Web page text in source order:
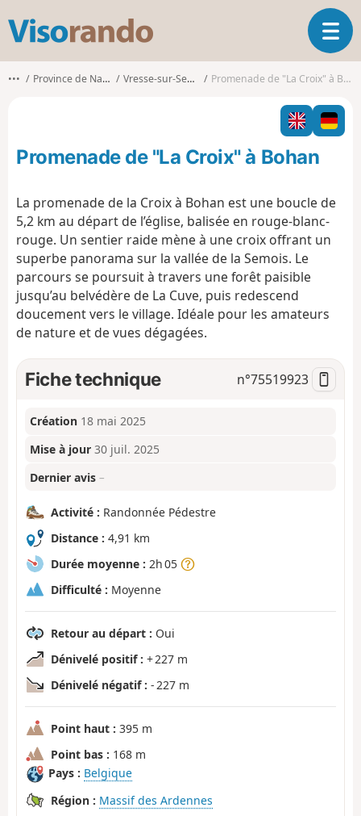
s
o
O
u
v
i
r
l
v
g
••• Province de Namur Vresse-sur-Semois Promenade de "La Croix" à Bohan
Promenade de "La Croix" à Bohan
La promenade de la Croix à Bohan est une boucle de
5,2 km au départ de l’église, balisée en rouge-blanc-
rouge. Un sentier raide mène à une croix offrant un
superbe panorama sur la vallée de la Semois. Le
parcours se poursuit à travers une forêt paisible
jusqu’au belvédère de La Cuve, puis redescend
doucement vers le village. Idéale pour les amateurs
de nature et de vues dégagées.
Fiche technique n°75519923
Création 18 mai 2025
Mise à jour 30 juil. 2025
Dernier avis –
Activité : Randonnée Pédestre
Distance : 4,91 km
Durée moyenne : 2h 05
Difficulté : Moyenne
Retour au départ : Oui
Dénivelé positif : + 227 m
Dénivelé négatif : - 227 m
Point haut : 395 m
Point bas : 168 m
Pays : Belgique
Région : Massif des Ardennes